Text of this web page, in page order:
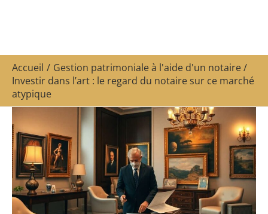
Accueil
Gestion patrimoniale à l'aide d'un notaire
Investir dans l’art : le regard du notaire sur ce marché
atypique